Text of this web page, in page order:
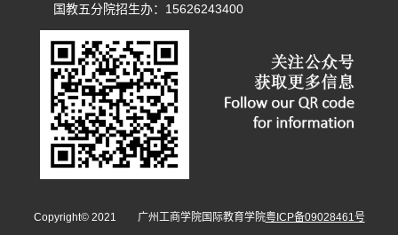
国教五分院招生办：15626243400
Copyright© 2021 广州工商学院国际教育学院粤ICP备09028461号